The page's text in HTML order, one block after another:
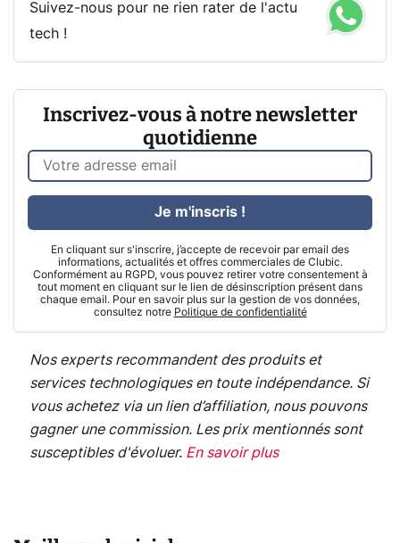
Suivez-nous pour ne rien rater de l'actu
tech !
Inscrivez-vous à notre newsletter
quotidienne
En cliquant sur s'inscrire, j’accepte de recevoir par email des
informations, actualités et offres commerciales de Clubic.
Conformément au RGPD, vous pouvez retirer votre consentement à
tout moment en cliquant sur le lien de désinscription présent dans
chaque email. Pour en savoir plus sur la gestion de vos données,
consultez notre Politique de confidentialité
Je m'inscris !
Nos experts recommandent des produits et
services technologiques en toute indépendance. Si
vous achetez via un lien d’affiliation, nous pouvons
gagner une commission. Les prix mentionnés sont
susceptibles d'évoluer. En savoir plus